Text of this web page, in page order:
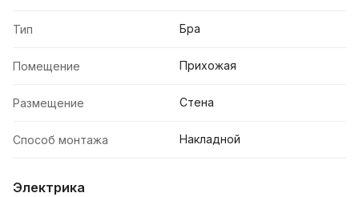
Тип Бра
Помещение Прихожая
Размещение Стена
Способ монтажа Накладной
Электрика